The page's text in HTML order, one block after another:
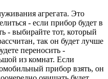
агрегата. Это
- если прибор будет в
- выбирайте тот, который
так он будет лучше
переносить -
из комнат. Если
прибор взять, он